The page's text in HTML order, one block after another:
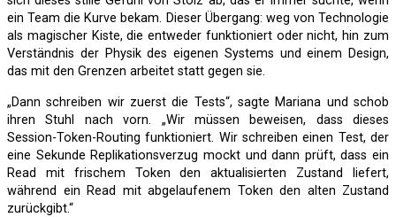
ein Team die Kurve bekam. Dieser Übergang: weg von Technologie
als magischer Kiste, die entweder funktioniert oder nicht, hin zum
Verständnis der Physik des eigenen Systems und einem Design,
das mit den Grenzen arbeitet statt gegen sie.
„Dann schreiben wir zuerst die Tests“, sagte Mariana und schob
ihren Stuhl nach vorn. „Wir müssen beweisen, dass dieses
Session-Token-Routing funktioniert. Wir schreiben einen Test, der
eine Sekunde Replikationsverzug mockt und dann prüft, dass ein
Read mit frischem Token den aktualisierten Zustand liefert,
während ein Read mit abgelaufenem Token den alten Zustand
zurückgibt.“